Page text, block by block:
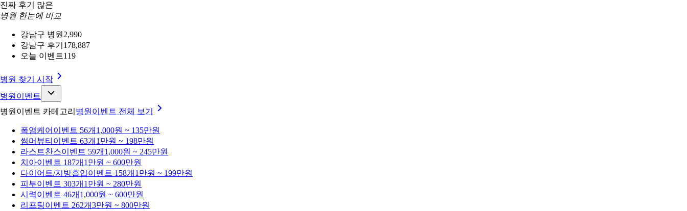
진짜 후기 많은
병원 한눈에 비교
강남구 병원 2,990
강남구 후기 178,887
오늘 이벤트119
병원 찾기 시작
병원이벤트
병원이벤트 카테고리 병원이벤트 전체 보기
폭염케어 이벤트 56개 1,000원 ~ 135만원
썸머뷰티 이벤트 63개 1만원 ~ 198만원
라스트찬스이벤트 59개 1,000원 ~ 245만원
치아이벤트 187개 1만원 ~ 600만원
다이어트/지방흡입이벤트 158개 1만원 ~ 199만원
피부이벤트 303개 1만원 ~ 280만원
시력이벤트 46개 1,000원 ~ 600만원
리프팅이벤트 262개3만원 ~ 800만원